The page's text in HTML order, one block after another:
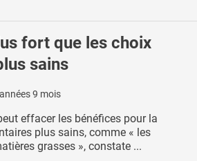
fort que les choix
sains
9 mois
effacer les bénéfices pour la
plus sains, comme « les
grasses », constate ...